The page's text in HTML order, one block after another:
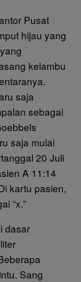
Pusat
hijau yang
kelambu
saja
sebagai
saja mulai
20 Juli
A 11:14
kartu pasien,
“x.”
dasar
Sang